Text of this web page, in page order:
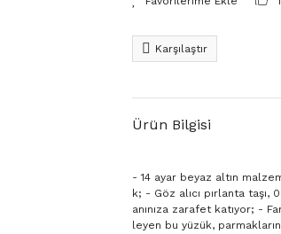
Karşılaştır
Ürün Bilgisi
- 14 ayar beyaz altın
k; - Göz alıcı pırlanta taşı,
anınıza zarafet katıyor; -
leyen bu yüzük,